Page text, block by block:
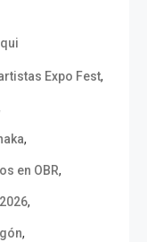
Expo Fest,
,
en OBR,
,
,